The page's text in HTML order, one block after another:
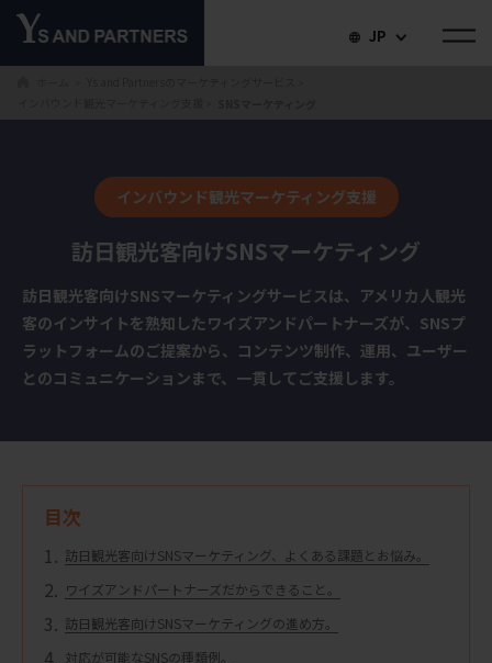
JP
インバウンド観光マーケティング支援
訪日観光客向けSNSマーケティング
訪日観光客向けSNSマーケティングサービスは、アメリカ人観光
客のインサイトを熟知したワイズアンドパートナーズが、SNSプ
ラットフォームのご提案から、コンテンツ制作、運用、ユーザー
とのコミュニケーションまで、一貫してご支援します。
目次
訪日観光客向けSNSマーケティング、よくある課題とお悩み。
ワイズアンドパートナーズだからできること。
訪日観光客向けSNSマーケティングの進め方。
対応が可能なSNSの種類例。